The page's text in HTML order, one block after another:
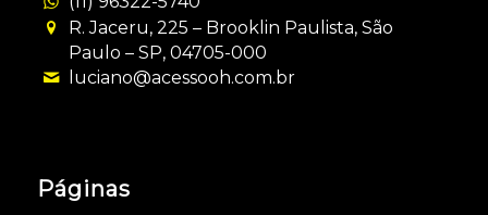
R. Jaceru, 225 – Brooklin Paulista, São
Paulo – SP, 04705-000
luciano@acessooh.com.br
Páginas